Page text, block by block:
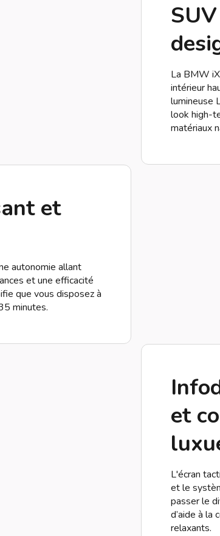
La BMW
intérieur
lumineuse
look high-
matériaux
et
autonomie allant
et une efficacité
que vous disposez à
minutes.
et
L'écran
et le
passer le
d’aide à
relaxants.